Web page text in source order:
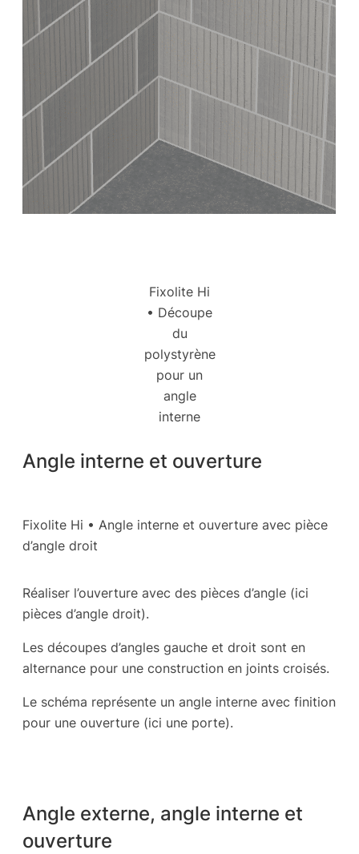
Fixolite Hi
• Découpe
du
polystyrène
pour un
angle
interne
Angle interne et ouverture
Fixolite Hi • Angle interne et ouverture avec pièce
d’angle droit
Réaliser l’ouverture avec des pièces d’angle (ici
pièces d’angle droit).
Les découpes d’angles gauche et droit sont en
alternance pour une construction en joints croisés.
Le schéma représente un angle interne avec finition
pour une ouverture (ici une porte).
Angle externe, angle interne et
ouverture